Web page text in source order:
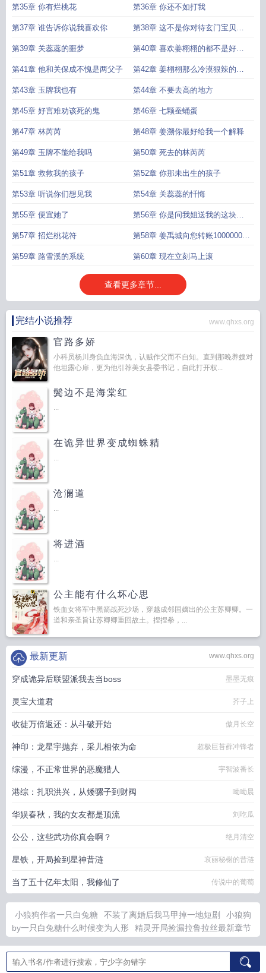
分吧
第35章 你有烂桃花 第36章 你还不如打我
第37章 谁告诉你说我喜欢你 第38章 这不是你对待玄门宝贝该
有的态度
第39章 关蕊蕊的噩梦 第40章 喜欢姜栩栩的都不是好东
西
第41章 他和关保成不愧是两父子 第42章 姜栩栩那么冷漠狠辣的一
人
第43章 玉牌我也有 第44章 不要去高的地方
第45章 好言难劝该死的鬼 第46章 七颗蚕蛹蛋
第47章 林芮芮 第48章 姜溯你最好给我一个解释
第49章 玉牌不能给我吗 第50章 死去的林芮芮
第51章 救救我的孩子 第52章 你那未出生的孩子
第53章 听说你们想见我 第54章 关蕊蕊的忏悔
第55章 便宜她了 第56章 你是问我姐送我的这块玉
牌吗
第57章 招烂桃花符 第58章 姜禹城向您转账10000000
元
第59章 路雪溪的系统 第60章 现在立刻马上滚
查看更多章节...
完结小说推荐 www.qhxs.org
官路多娇
小科员杨川身负血海深仇，认贼作父而不自知。直到那晚养嫂对
他坦露心扉，更为他引荐美女县委书记，自此打开权...
鬓边不是海棠红
...
在诡异世界变成蜘蛛精
...
沧澜道
...
将进酒
...
公主能有什么坏心思
铁血女将军中黑箭战死沙场，穿越成邻国嫡出的公主苏卿卿。一
道和亲圣旨让苏卿卿重回故土。捏捏拳，...
www.qhxs.org
最新更新
穿成诡异后联盟派我去当boss 墨墨无痕
灵宝大道君 芥子上
收徒万倍返还：从斗破开始 傲月长空
神印：龙星宇抛弃，采儿相依为命 超极巨苔藓冲锋者
综漫，不正常世界的恶魔猎人 宇智波番长
港综：扎职洪兴，从矮骡子到财阀 呦呦晨
华娱春秋，我的女友都是顶流 刘吃瓜
公公，这些武功你真会啊？ 绝月清空
星铁，开局捡到星神昔涟 哀丽秘榭的昔涟
当了五十亿年太阳，我修仙了 传说中的葡萄
小狼狗作者一只白兔糖 不装了离婚后我马甲掉一地短剧
小狼狗
by一只白兔糖什么时候变为人形
精灵开局捡漏拉鲁拉丝最新章节
TXT
不装了我是马皇后亲哥我摊牌了短剧
我的背景有点强免费
阅读
姐姐怀孕最新版 桃花劫高甜剧情 睁眼5年后竟嫁给了首富